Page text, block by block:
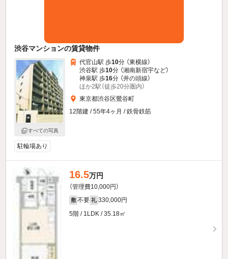
渋谷マンションの賃貸物件
すべての写真
代官山駅 歩10分 （東横線）
渋谷駅 歩10分 （湘南新宿宇など）
神泉駅 歩16分 （井の頭線）
ほか2駅（徒歩20分圏内）
東京都渋谷区鶯谷町
12階建 / 55年4ヶ月 / 鉄骨鉄筋
駐輪場あり
16.5万円
（管理費10,000円）
敷 不要 礼 330,000円
5階 / 1LDK / 35.18㎡